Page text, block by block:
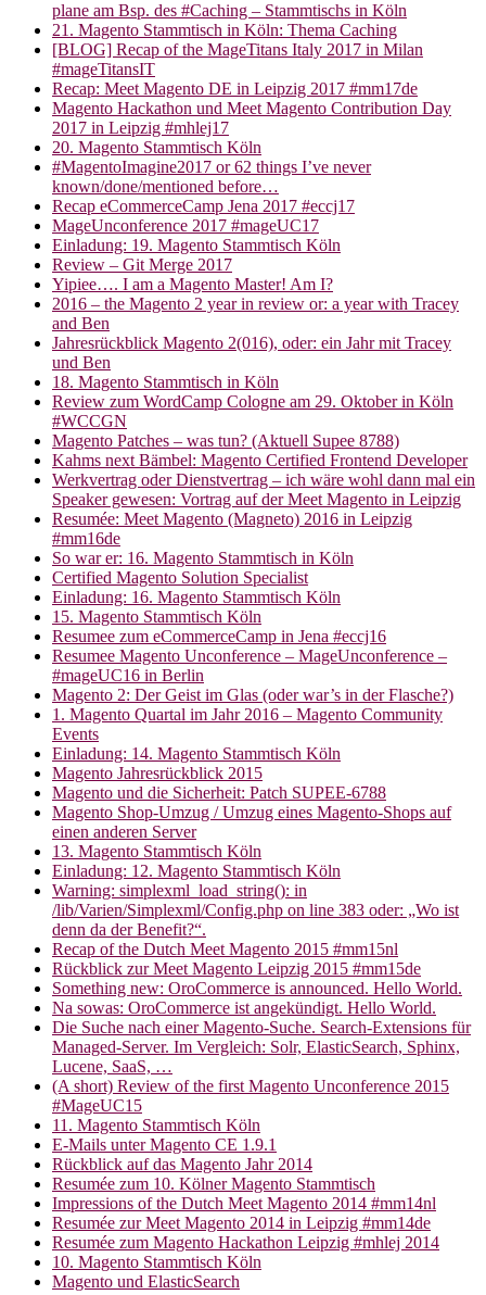
plane am Bsp. des #Caching – Stammtischs in Köln
21. Magento Stammtisch in Köln: Thema Caching
[BLOG] Recap of the MageTitans Italy 2017 in Milan
#mageTitansIT
Recap: Meet Magento DE in Leipzig 2017 #mm17de
Magento Hackathon und Meet Magento Contribution Day
2017 in Leipzig #mhlej17
20. Magento Stammtisch Köln
#MagentoImagine2017 or 62 things I’ve never
known/done/mentioned before…
Recap eCommerceCamp Jena 2017 #eccj17
MageUnconference 2017 #mageUC17
Einladung: 19. Magento Stammtisch Köln
Review – Git Merge 2017
Yipiee…. I am a Magento Master! Am I?
2016 – the Magento 2 year in review or: a year with Tracey
and Ben
Jahresrückblick Magento 2(016), oder: ein Jahr mit Tracey
und Ben
18. Magento Stammtisch in Köln
Review zum WordCamp Cologne am 29. Oktober in Köln
#WCCGN
Magento Patches – was tun? (Aktuell Supee 8788)
Kahms next Bämbel: Magento Certified Frontend Developer
Werkvertrag oder Dienstvertrag – ich wäre wohl dann mal ein
Speaker gewesen: Vortrag auf der Meet Magento in Leipzig
Resumée: Meet Magento (Magneto) 2016 in Leipzig
#mm16de
So war er: 16. Magento Stammtisch in Köln
Certified Magento Solution Specialist
Einladung: 16. Magento Stammtisch Köln
15. Magento Stammtisch Köln
Resumee zum eCommerceCamp in Jena #eccj16
Resumee Magento Unconference – MageUnconference –
#mageUC16 in Berlin
Magento 2: Der Geist im Glas (oder war’s in der Flasche?)
1. Magento Quartal im Jahr 2016 – Magento Community
Events
Einladung: 14. Magento Stammtisch Köln
Magento Jahresrückblick 2015
Magento und die Sicherheit: Patch SUPEE-6788
Magento Shop-Umzug / Umzug eines Magento-Shops auf
einen anderen Server
13. Magento Stammtisch Köln
Einladung: 12. Magento Stammtisch Köln
Warning: simplexml_load_string(): in
/lib/Varien/Simplexml/Config.php on line 383 oder: „Wo ist
denn da der Benefit?“.
Recap of the Dutch Meet Magento 2015 #mm15nl
Rückblick zur Meet Magento Leipzig 2015 #mm15de
Something new: OroCommerce is announced. Hello World.
Na sowas: OroCommerce ist angekündigt. Hello World.
Die Suche nach einer Magento-Suche. Search-Extensions für
Managed-Server. Im Vergleich: Solr, ElasticSearch, Sphinx,
Lucene, SaaS, …
(A short) Review of the first Magento Unconference 2015
#MageUC15
11. Magento Stammtisch Köln
E-Mails unter Magento CE 1.9.1
Rückblick auf das Magento Jahr 2014
Resumée zum 10. Kölner Magento Stammtisch
Impressions of the Dutch Meet Magento 2014 #mm14nl
Resumée zur Meet Magento 2014 in Leipzig #mm14de
Resumée zum Magento Hackathon Leipzig #mhlej 2014
10. Magento Stammtisch Köln
Magento und ElasticSearch